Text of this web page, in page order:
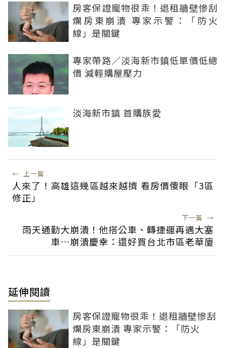
房客保證寵物很乖！退租牆壁慘刮
爛房東崩潰 專家示警：「防火
線」是關鍵
專家帶路／淡海新市鎮低單價低總
價 減輕購屋壓力
淡海新市鎮 首購族愛
← 上一篇
人來了！高雄這幾區越來越擠 看房價傻眼「3區
修正」
下一篇 →
雨天通勤大崩潰！他搭公車、轉捷運再遇大塞
車…崩潰慶幸：還好買台北市區老華廈
延伸閱讀
房客保證寵物很乖！退租牆壁慘刮
爛房東崩潰 專家示警：「防火
線」是關鍵